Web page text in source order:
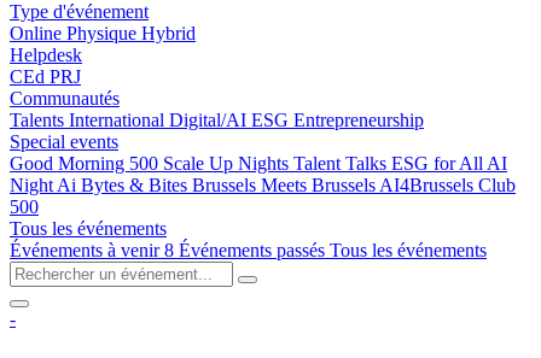
Type d'événement
Online Physique Hybrid
Helpdesk
CEd PRJ
Communautés
Talents International Digital/AI ESG Entrepreneurship
Special events
Good Morning 500 Scale Up Nights Talent Talks ESG for All AI
Night Ai Bytes & Bites Brussels Meets Brussels AI4Brussels Club
500
Tous les événements
Événements à venir8 Événements passés Tous les événements
-